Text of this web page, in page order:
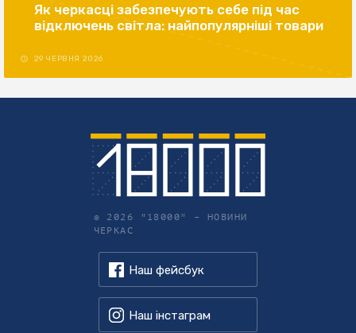
Як черкасці забезпечують себе під час
відключень світла: найпопулярніші товари
29 ЧЕРВНЯ 2026
© 2026 "18000" – НОВИНИ
ЧЕРКАС
Наш фейсбук
Наш інстаграм